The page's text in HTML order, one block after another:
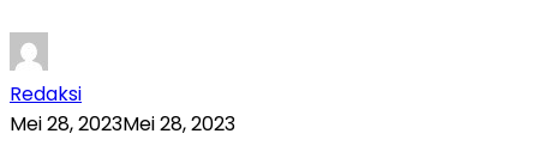
Redaksi
Mei 28, 2023Mei 28, 2023